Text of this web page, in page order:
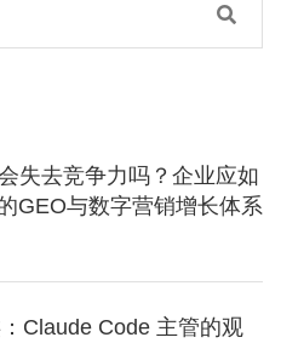
失去竞争力吗？企业应如
GEO与数字营销增长体系
Claude Code 主管的观